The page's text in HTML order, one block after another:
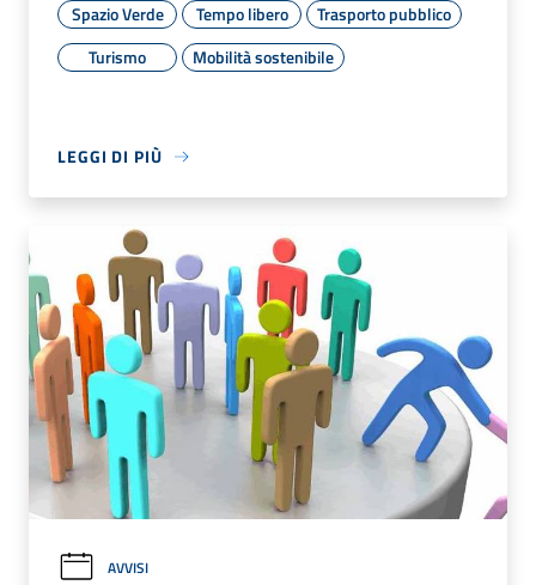
Spazio Verde
Tempo libero
Trasporto pubblico
Turismo
Mobilità sostenibile
LEGGI DI PIÙ
AVVISI